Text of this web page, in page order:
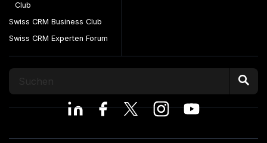
Club
Swiss CRM Business Club
Swiss CRM Experten Forum